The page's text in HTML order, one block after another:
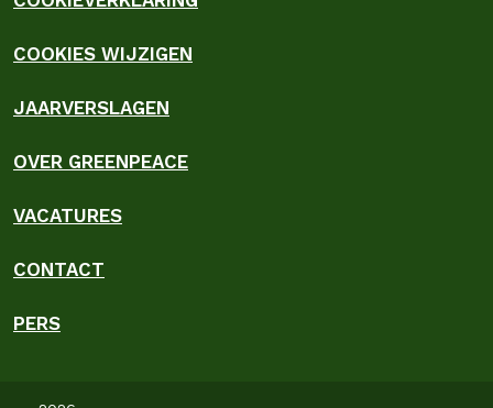
COOKIES WIJZIGEN
JAARVERSLAGEN
OVER GREENPEACE
VACATURES
CONTACT
PERS